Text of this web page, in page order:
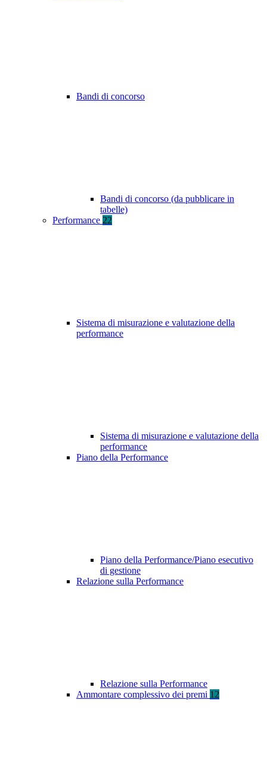
Bandi di concorso
Bandi di concorso (da pubblicare in
tabelle)
Performance 22
Sistema di misurazione e valutazione della
performance
Sistema di misurazione e valutazione della
performance
Piano della Performance
Piano della Performance/Piano esecutivo
di gestione
Relazione sulla Performance
Relazione sulla Performance
Ammontare complessivo dei premi 12